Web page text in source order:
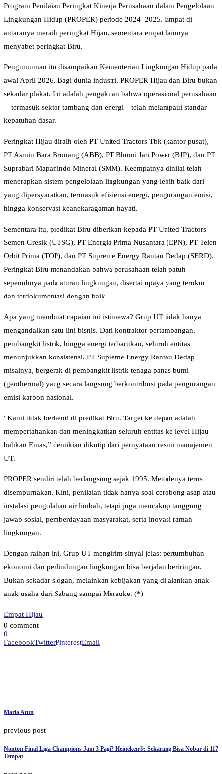
Program Penilaian Peringkat Kinerja Perusahaan dalam Pengelolaan
Lingkungan Hidup (PROPER) periode 2024–2025. Empat di
antaranya meraih peringkat Hijau, sementara empat lainnya
menyabet peringkat Biru.
Pengumuman itu disampaikan Kementerian Lingkungan Hidup pada
awal April 2026. Bagi dunia industri, PROPER Hijau dan Biru bukan
sekadar plakat. Ini adalah pengakuan bahwa operasional perusahaan
—termasuk sektor tambang dan energi—telah melampaui standar
kepatuhan dasar.
Peringkat Hijau diraih oleh PT United Tractors Tbk (kantor pusat),
PT Asmin Bara Bronang (ABB), PT Bhumi Jati Power (BJP), dan PT
Suprabari Mapanindo Mineral (SMM). Keempatnya dinilai telah
menerapkan sistem pengelolaan lingkungan yang lebih baik dari
yang dipersyaratkan, termasuk efisiensi energi, pengurangan emisi,
hingga konservasi keanekaragaman hayati.
Sementara itu, predikat Biru diberikan kepada PT United Tractors
Semen Gresik (UTSG), PT Energia Prima Nusantara (EPN), PT Telen
Orbit Prima (TOP), dan PT Supreme Energy Rantau Dedap (SERD).
Peringkat Biru menandakan bahwa perusahaan telah patuh
sepenuhnya pada aturan lingkungan, disertai upaya yang terukur
dan terdokumentasi dengan baik.
Apa yang membuat capaian ini istimewa? Grup UT tidak hanya
mengandalkan satu lini bisnis. Dari kontraktor pertambangan,
pembangkit listrik, hingga energi terbarukan, seluruh entitas
menunjukkan konsistensi. PT Supreme Energy Rantau Dedap
misalnya, bergerak di pembangkit listrik tenaga panas bumi
(geothermal) yang secara langsung berkontribusi pada pengurangan
emisi karbon nasional.
“Kami tidak berhenti di predikat Biru. Target ke depan adalah
mempertahankan dan meningkatkan seluruh entitas ke level Hijau
bahkan Emas,” demikian dikutip dari pernyataan resmi manajemen
UT.
PROPER sendiri telah berlangsung sejak 1995. Metodenya terus
disempurnakan. Kini, penilaian tidak hanya soal cerobong asap atau
instalasi pengolahan air limbah, tetapi juga mencakup tanggung
jawab sosial, pemberdayaan masyarakat, serta inovasi ramah
lingkungan.
Dengan raihan ini, Grup UT mengirim sinyal jelas: pertumbuhan
ekonomi dan perlindungan lingkungan bisa berjalan beriringan.
Bukan sekadar slogan, melainkan kebijakan yang dijalankan anak-
anak usaha dari Sabang sampai Merauke. (*)
Empat Hijau
0 comment
0
FacebookTwitterPinterestEmail
Maria Atun
previous post
Nonton Final Liga Champions Jam 3 Pagi? Heineken®: Sekarang Bisa Nobar di 117
Tempat